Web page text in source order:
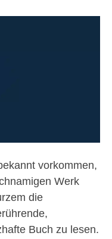
vorkommen,
Werk
die
Buch zu lesen.